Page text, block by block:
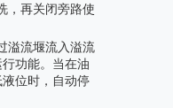
，再关闭旁路使
溢流堰流入溢流
功能。当在油
位时，自动停